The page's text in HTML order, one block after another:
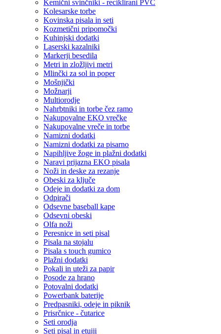
Kemični svinčniki - reciklirani PVC
Kolesarske torbe
Kovinska pisala in seti
Kozmetični pripomočki
Kuhinjski dodatki
Laserski kazalniki
Markerji besedila
Metri in zložljivi metri
Mlinčki za sol in poper
Mošnjički
Možnarji
Multiorodje
Nahrbtniki in torbe čez ramo
Nakupovalne EKO vrečke
Nakupovalne vreče in torbe
Namizni dodatki
Namizni dodatki za pisarno
Napihljive žoge in plažni dodatki
Naravi prijazna EKO pisala
Noži in deske za rezanje
Obeski za ključe
Odeje in dodatki za dom
Odpirači
Odsevne baseball kape
Odsevni obeski
Olfa noži
Peresnice in seti pisal
Pisala na stojalu
Pisala s touch gumico
Plažni dodatki
Pokali in uteži za papir
Posode za hrano
Potovalni dodatki
Powerbank baterije
Predpasniki, odeje in piknik
Prisrčnice - čutarice
Seti orodja
Seti pisal in etuiji